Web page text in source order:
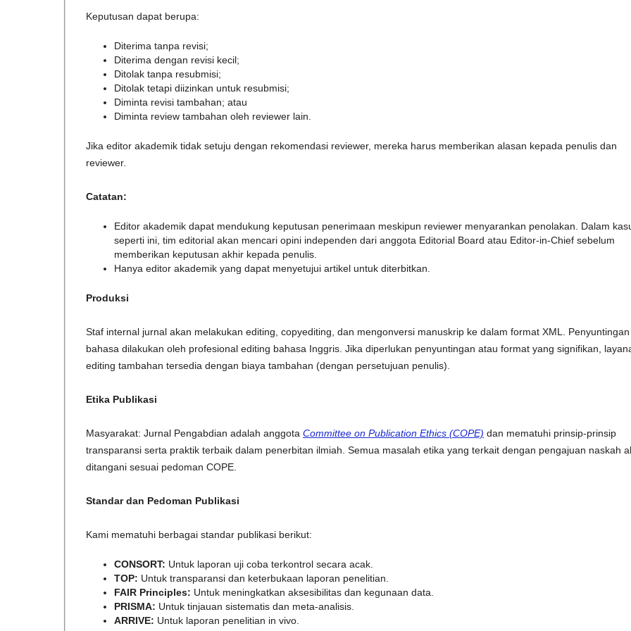
Keputusan dapat berupa:
Diterima tanpa revisi;
Diterima dengan revisi kecil;
Ditolak tanpa resubmisi;
Ditolak tetapi diizinkan untuk resubmisi;
Diminta revisi tambahan; atau
Diminta review tambahan oleh reviewer lain.
Jika editor akademik tidak setuju dengan rekomendasi reviewer, mereka harus memberikan alasan kepada penulis dan
reviewer.
Catatan:
Editor akademik dapat mendukung keputusan penerimaan meskipun reviewer menyarankan penolakan. Dalam
seperti ini, tim editorial akan mencari opini independen dari anggota Editorial Board atau Editor-in-Chief sebelum
memberikan keputusan akhir kepada penulis.
Hanya editor akademik yang dapat menyetujui artikel untuk diterbitkan.
Produksi
Staf internal jurnal akan melakukan editing, copyediting, dan mengonversi manuskrip ke dalam format XML. Penyuntingan
bahasa dilakukan oleh profesional editing bahasa Inggris. Jika diperlukan penyuntingan atau format yang signifikan,
editing tambahan tersedia dengan biaya tambahan (dengan persetujuan penulis).
Etika Publikasi
Masyarakat: Jurnal Pengabdian adalah anggota Committee on Publication Ethics (COPE) dan mematuhi prinsip-prinsip
transparansi serta praktik terbaik dalam penerbitan ilmiah. Semua masalah etika yang terkait dengan pengajuan naskah
ditangani sesuai pedoman COPE.
Standar dan Pedoman Publikasi
Kami mematuhi berbagai standar publikasi berikut:
CONSORT: Untuk laporan uji coba terkontrol secara acak.
TOP: Untuk transparansi dan keterbukaan laporan penelitian.
FAIR Principles: Untuk meningkatkan aksesibilitas dan kegunaan data.
PRISMA: Untuk tinjauan sistematis dan meta-analisis.
ARRIVE: Untuk laporan penelitian in vivo.